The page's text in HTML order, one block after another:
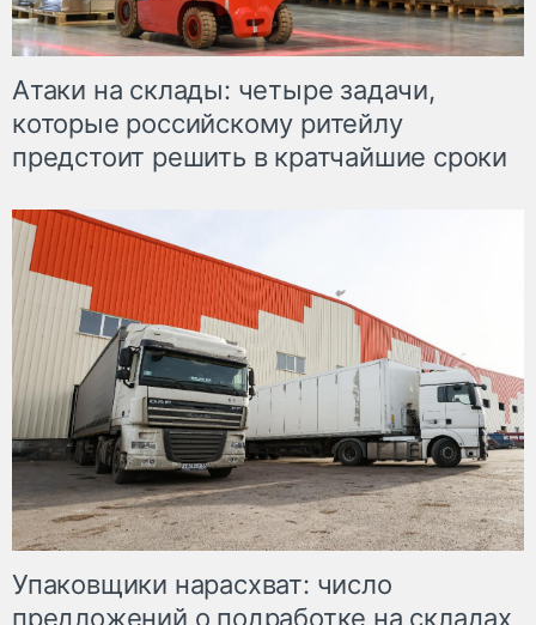
Атаки на склады: четыре задачи,
которые российскому ритейлу
предстоит решить в кратчайшие сроки
Упаковщики нарасхват: число
предложений о подработке на складах